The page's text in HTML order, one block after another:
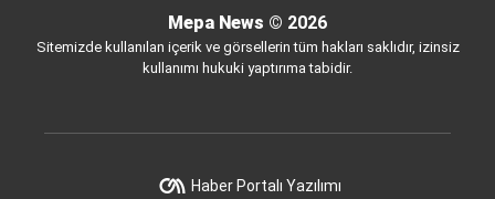
Mepa News © 2026
Sitemizde kullanılan içerik ve görsellerin tüm hakları saklıdır, izinsiz
kullanımı hukuki yaptırıma tabidir.
Haber Portalı Yazılımı